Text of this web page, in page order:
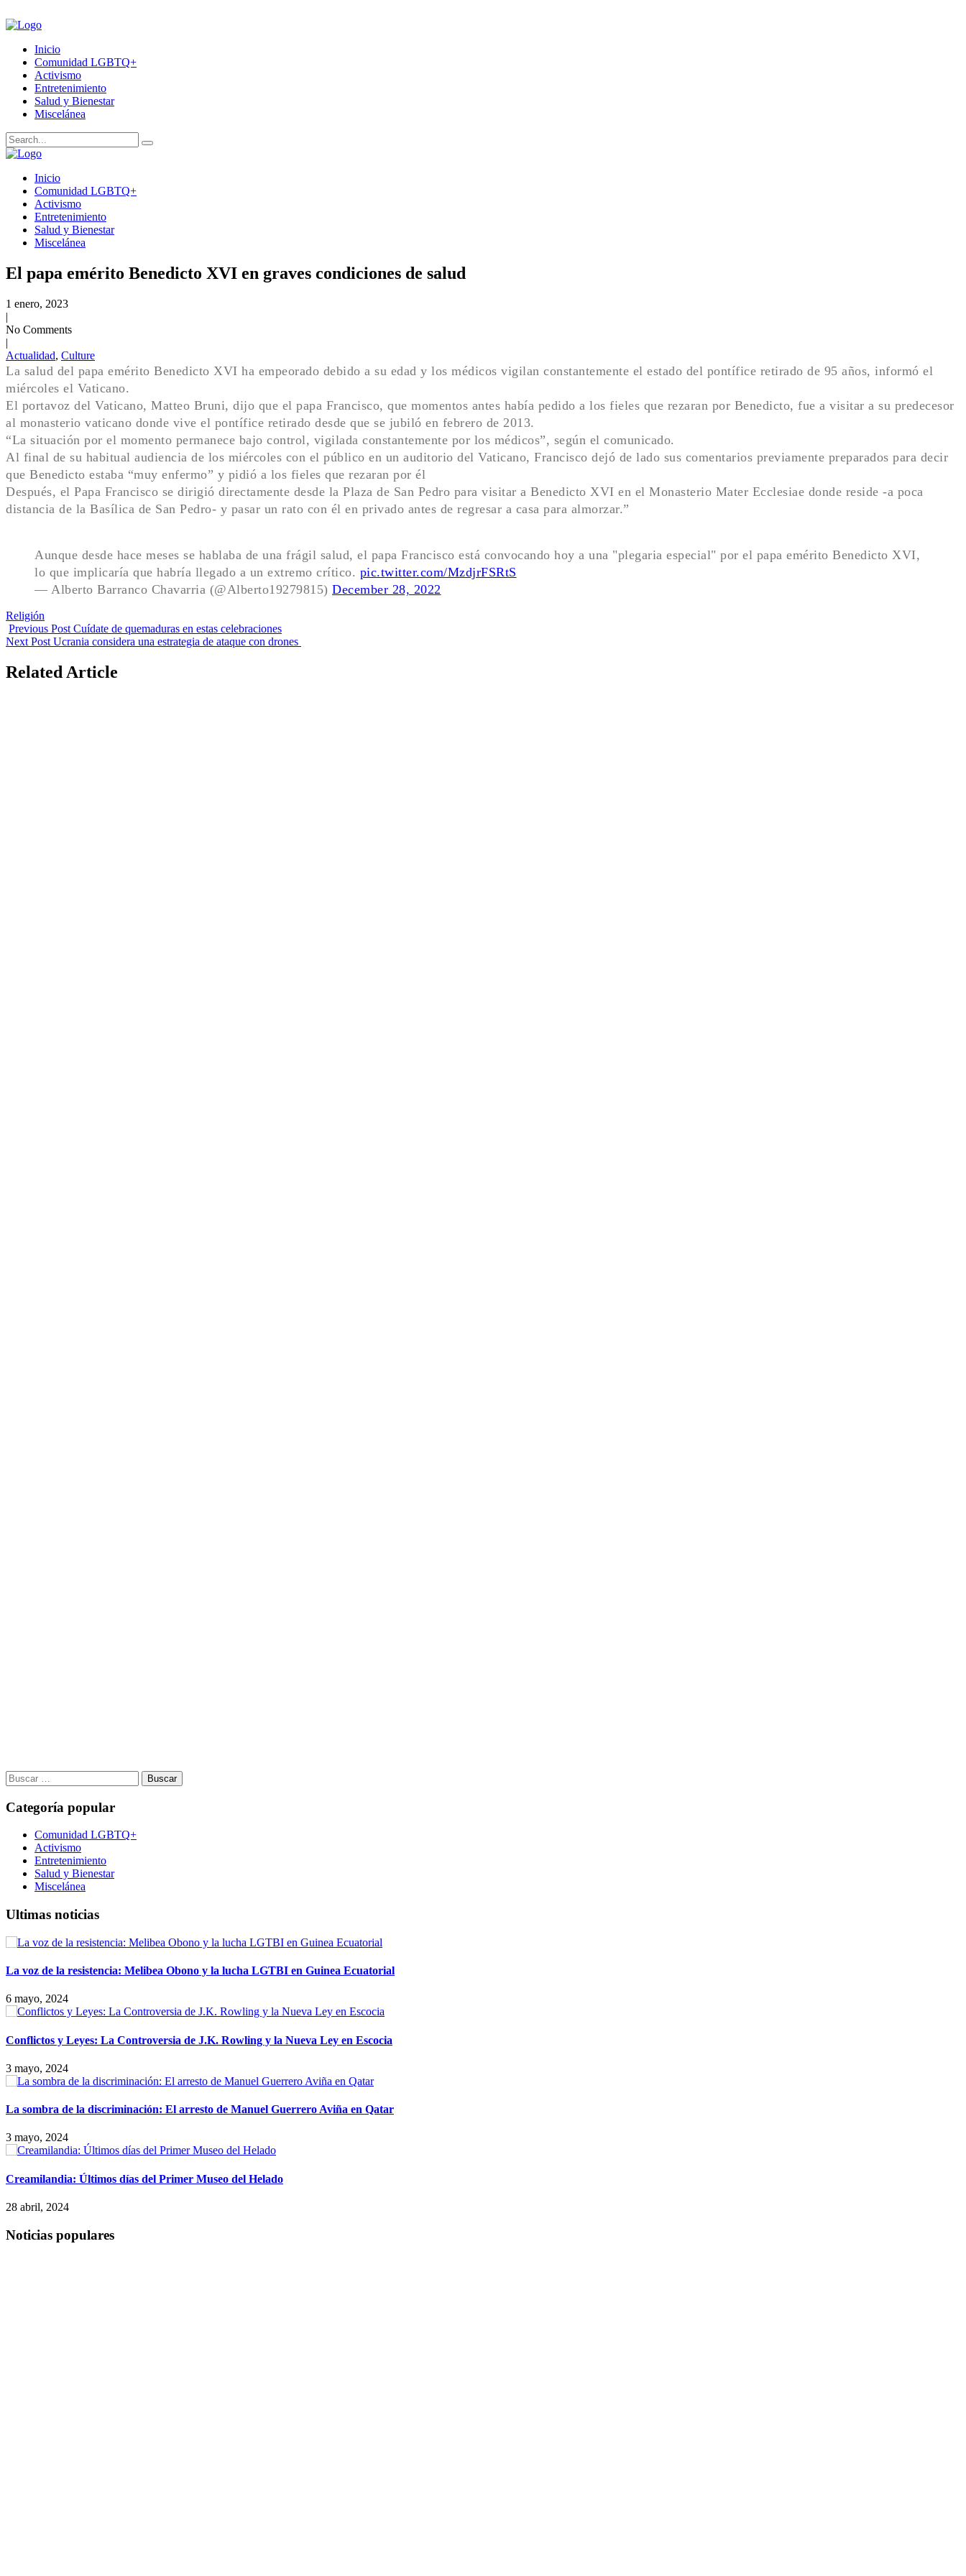
Inicio
Comunidad LGBTQ+
Activismo
Entretenimiento
Salud y Bienestar
Miscelánea
Inicio
Comunidad LGBTQ+
Activismo
Entretenimiento
Salud y Bienestar
Miscelánea
El papa emérito Benedicto XVI en graves condiciones de salud
1 enero, 2023
|
No Comments
|
Actualidad, Culture
La salud del papa emérito Benedicto XVI ha empeorado debido a su edad y los médicos vigilan constantemente el estado del pontífice retirado de 95 años, informó el
miércoles el Vaticano.
El portavoz del Vaticano, Matteo Bruni, dijo que el papa Francisco, que momentos antes había pedido a los fieles que rezaran por Benedicto, fue a visitar a su predecesor
al monasterio vaticano donde vive el pontífice retirado desde que se jubiló en febrero de 2013.
“La situación por el momento permanece bajo control, vigilada constantemente por los médicos”, según el comunicado.
Al final de su habitual audiencia de los miércoles con el público en un auditorio del Vaticano, Francisco dejó de lado sus comentarios previamente preparados para decir
que Benedicto estaba “muy enfermo” y pidió a los fieles que rezaran por él
Después, el Papa Francisco se dirigió directamente desde la Plaza de San Pedro para visitar a Benedicto XVI en el Monasterio Mater Ecclesiae donde reside -a poca
distancia de la Basílica de San Pedro- y pasar un rato con él en privado antes de regresar a casa para almorzar.”
Aunque desde hace meses se hablaba de una frágil salud, el papa Francisco está convocando hoy a una "plegaria especial" por el papa emérito Benedicto XVI,
lo que implicaría que habría llegado a un extremo crítico. pic.twitter.com/MzdjrFSRtS
— Alberto Barranco Chavarria (@Alberto19279815) December 28, 2022
Tags:
Religión
Previous Post Cuídate de quemaduras en estas celebraciones
Next Post Ucrania considera una estrategia de ataque con drones
Related Article
Buscar:
Categoría popular
Comunidad LGBTQ+
Activismo
Entretenimiento
Salud y Bienestar
Miscelánea
Ultimas noticias
La voz de la resistencia: Melibea Obono y la lucha LGTBI en Guinea Ecuatorial
6 mayo, 2024
Conflictos y Leyes: La Controversia de J.K. Rowling y la Nueva Ley en Escocia
3 mayo, 2024
La sombra de la discriminación: El arresto de Manuel Guerrero Aviña en Qatar
3 mayo, 2024
Creamilandia: Últimos días del Primer Museo del Helado
28 abril, 2024
Noticias populares